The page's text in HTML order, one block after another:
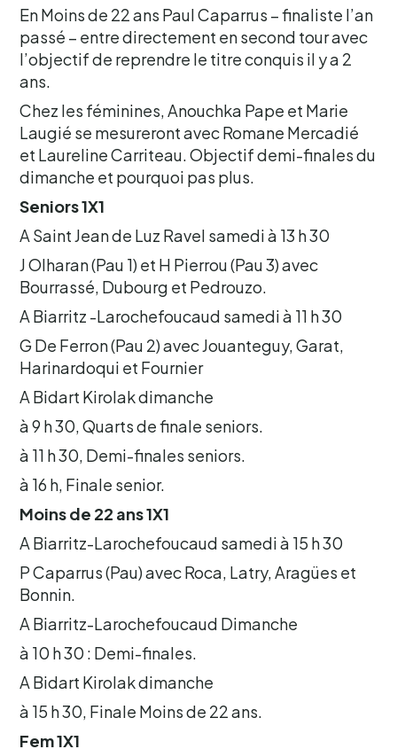
En Moins de 22 ans Paul Caparrus – finaliste l’an
passé – entre directement en second tour avec
l’objectif de reprendre le titre conquis il y a 2
ans.
Chez les féminines, Anouchka Pape et Marie
Laugié se mesureront avec Romane Mercadié
et Laureline Carriteau. Objectif demi-finales du
dimanche et pourquoi pas plus.
Seniors 1X1
A Saint Jean de Luz Ravel samedi à 13 h 30
J Olharan (Pau 1) et H Pierrou (Pau 3) avec
Bourrassé, Dubourg et Pedrouzo.
A Biarritz -Larochefoucaud samedi à 11 h 30
G De Ferron (Pau 2) avec Jouanteguy, Garat,
Harinardoqui et Fournier
A Bidart Kirolak dimanche
à 9 h 30, Quarts de finale seniors.
à 11 h 30, Demi-finales seniors.
à 16 h, Finale senior.
Moins de 22 ans 1X1
A Biarritz-Larochefoucaud samedi à 15 h 30
P Caparrus (Pau) avec Roca, Latry, Aragües et
Bonnin.
A Biarritz-Larochefoucaud Dimanche
à 10 h 30 : Demi-finales.
A Bidart Kirolak dimanche
à 15 h 30, Finale Moins de 22 ans.
Fem 1X1